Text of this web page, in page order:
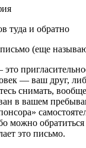
туда и обратно
(еще
— ваш друг,
снимать,
в вашем
можно обратиться
это письмо.